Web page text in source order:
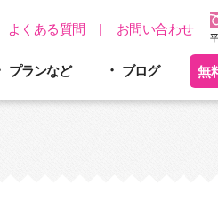
お問い合わせ
よくある質問
プランなど ブログ 無